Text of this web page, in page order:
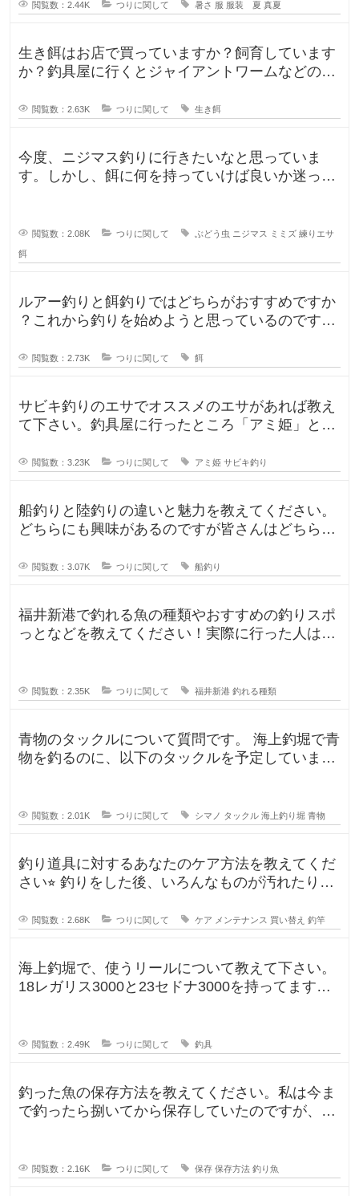
閲覧数：2.44K つりに関して 暑さ 服 服装 夏 真夏
生き餌はお店で買っていますか？飼育しています
か？釣具屋に行くとジャイアントワームなどの生
閲覧数：2.63K つりに関して 生き餌
今度、ニジマス釣りに行きたいなと思っていま
す。しかし、餌に何を持っていけば良いか迷って
閲覧数：2.08K つりに関して ぶどう虫 ニジマス ミミズ 練りエサ
餌
ルアー釣りと餌釣りではどちらがおすすめですか
？これから釣りを始めようと思っているのです
閲覧数：2.73K つりに関して 餌
サビキ釣りのエサでオススメのエサがあれば教え
て下さい。釣具屋に行ったところ「アミ姫」とい
閲覧数：3.23K つりに関して アミ姫 サビキ釣り
船釣りと陸釣りの違いと魅力を教えてください。
どちらにも興味があるのですが皆さんはどちらが
閲覧数：3.07K つりに関して 船釣り
福井新港で釣れる魚の種類やおすすめの釣りスポ
っとなどを教えてください！実際に行った人はど
閲覧数：2.35K つりに関して 福井新港 釣れる種類
青物のタックルについて質問です。 海上釣堀で青
物を釣るのに、以下のタックルを予定していま
閲覧数：2.01K つりに関して シマノ タックル 海上釣り堀 青物
釣り道具に対するあなたのケア方法を教えてくだ
さい⭐︎ 釣りをした後、いろんなものが汚れたりし
閲覧数：2.68K つりに関して ケア メンテナンス 買い替え 釣竿
海上釣堀で、使うリールについて教えて下さい。
18レガリス3000と23セドナ3000を持ってます。
閲覧数：2.49K つりに関して 釣具
釣った魚の保存方法を教えてください。私は今ま
で釣ったら捌いてから保存していたのですが、人
閲覧数：2.16K つりに関して 保存 保存方法 釣り魚